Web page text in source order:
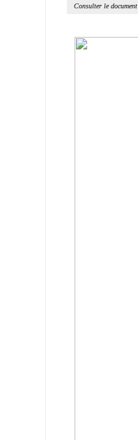
Consulter le document